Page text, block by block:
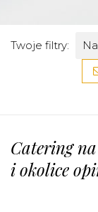
Twoje filtry:
Catering
i okolice